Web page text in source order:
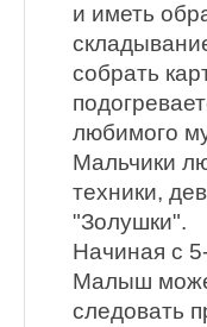
и иметь
собрать
любимого
Мальчики
техники,
"Золушки".
Начиная с
Малыш
следовать